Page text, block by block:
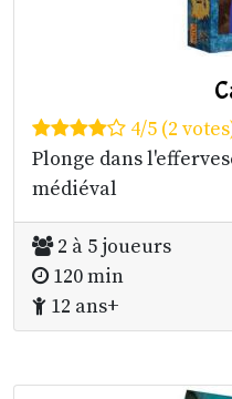
4/5 (2
Plonge dans
médiéval
2 à 5 joueurs
120 min
12 ans+